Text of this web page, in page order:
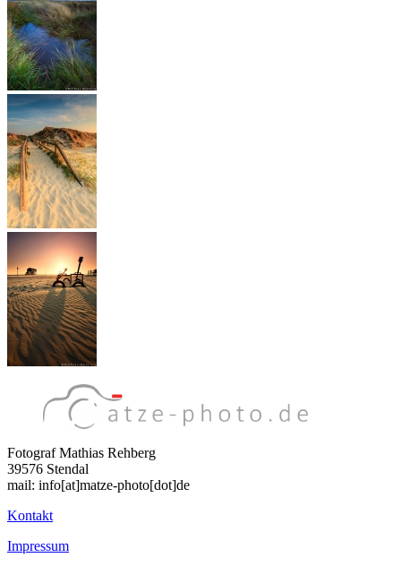
Fotograf Mathias Rehberg
39576 Stendal
mail: info[at]matze-photo[dot]de
Kontakt
Impressum